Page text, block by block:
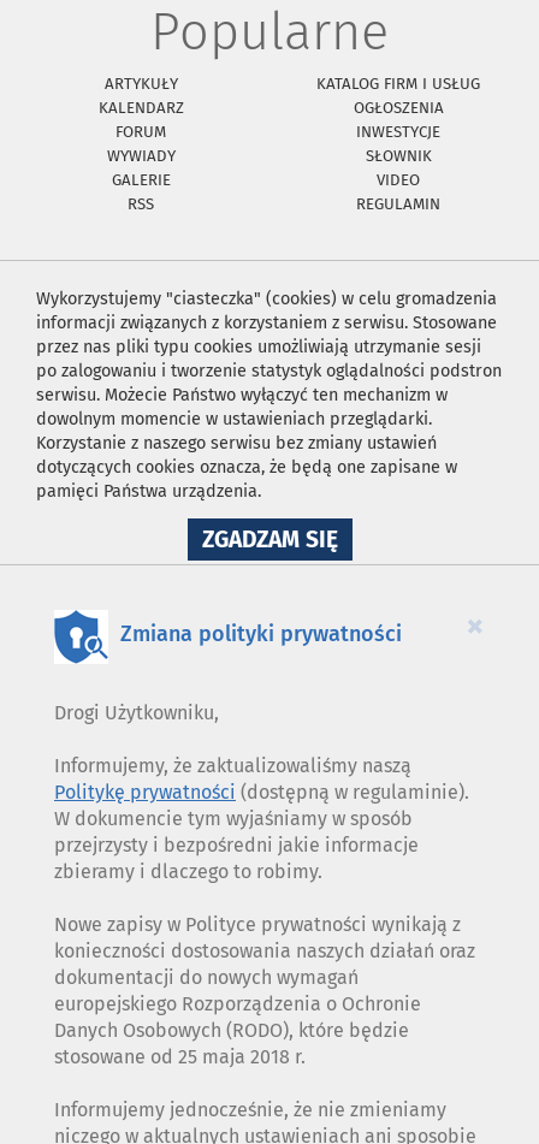
Popularne
ARTYKUŁY
KATALOG FIRM I USŁUG
KALENDARZ
OGŁOSZENIA
FORUM
INWESTYCJE
WYWIADY
SŁOWNIK
GALERIE
VIDEO
RSS
REGULAMIN
Wykorzystujemy "ciasteczka" (cookies) w celu gromadzenia
informacji związanych z korzystaniem z serwisu. Stosowane
przez nas pliki typu cookies umożliwiają utrzymanie sesji
po zalogowaniu i tworzenie statystyk oglądalności podstron
serwisu. Możecie Państwo wyłączyć ten mechanizm w
dowolnym momencie w ustawieniach przeglądarki.
Korzystanie z naszego serwisu bez zmiany ustawień
dotyczących cookies oznacza, że będą one zapisane w
pamięci Państwa urządzenia.
ZGADZAM SIĘNA
WYKORZYSTANIE
×
Zmiana polityki prywatności
Drogi Użytkowniku,
Informujemy, że zaktualizowaliśmy naszą
Politykę prywatności (dostępną w regulaminie).
W dokumencie tym wyjaśniamy w sposób
przejrzysty i bezpośredni jakie informacje
zbieramy i dlaczego to robimy.
Nowe zapisy w Polityce prywatności wynikają z
konieczności dostosowania naszych działań oraz
dokumentacji do nowych wymagań
europejskiego Rozporządzenia o Ochronie
Danych Osobowych (RODO), które będzie
stosowane od 25 maja 2018 r.
Informujemy jednocześnie, że nie zmieniamy
niczego w aktualnych ustawieniach ani sposobie